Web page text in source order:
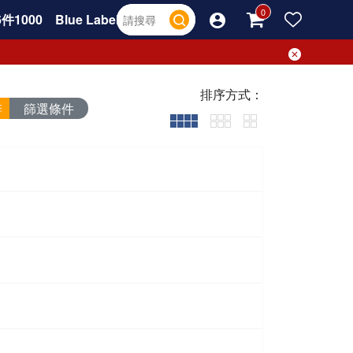
1000
Blue Label
篩選條件
排序方式：